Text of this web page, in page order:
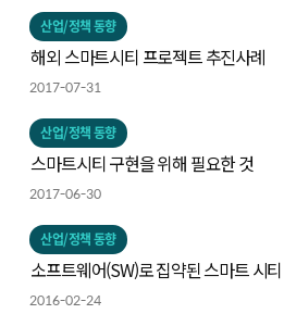
산업/정책 동향
해외 스마트시티 프로젝트 추진사례
2017-07-31
산업/정책 동향
스마트시티 구현을 위해 필요한 것
2017-06-30
산업/정책 동향
소프트웨어(SW)로 집약된 스마트 시티
2016-02-24